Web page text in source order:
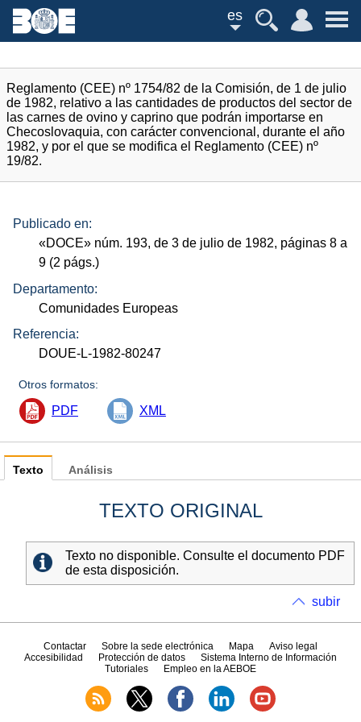
es
Reglamento (CEE) nº 1754/82 de la Comisión, de 1 de julio
de 1982, relativo a las cantidades de productos del sector de
las carnes de ovino y caprino que podrán importarse en
Checoslovaquia, con carácter convencional, durante el año
1982, y por el que se modifica el Reglamento (CEE) nº
19/82.
Publicado en:
«DOCE» núm. 193, de 3 de julio de 1982, páginas 8 a
9 (2 págs.)
Departamento:
Comunidades Europeas
Referencia:
DOUE-L-1982-80247
Otros formatos:
PDF XML
Texto
TEXTO ORIGINAL
Texto no disponible. Consulte el documento PDF
de esta disposición.
Análisis
subir
Contactar Sobre la sede electrónica Mapa
Aviso legal
Accesibilidad
Protección de datos
Sistema Interno de Información
Tutoriales
Empleo en la AEBOE